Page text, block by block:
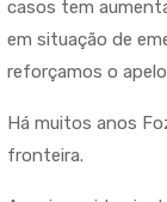
casos tem
em situação de
reforçamos o
Há muitos anos
fronteira.